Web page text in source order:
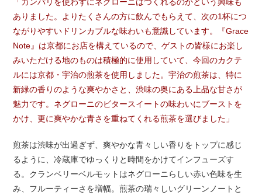
「カンパリを使わずにネグローニはつくれるのかという興味も
ありました。よりたくさんの方に飲んでもらえて、次の1杯につ
ながりやすいドリンカブルな味わいも意識しています。『Grace
Note』は京都にお店を構えているので、ゲストの皆様にお楽し
みいただける地のものは積極的に使用していて、今回のカクテ
ルには京都・宇治の煎茶を使用しました。宇治の煎茶は、特に
新緑の香りのような爽やかさと、渋味の奥にある上品な甘さが
魅力です。ネグローニのビタースイートの味わいにブーストを
かけ、更に爽やかな青さを重ねてくれる煎茶を選びました」
煎茶は渋味が出過ぎず、爽やかな青々しい香りをトップに感じ
るように、冷蔵庫でゆっくりと時間をかけてインフューズす
る。クランベリーベルモットはネグローニらしい赤い色味を生
み、フルーティーさを増幅。煎茶の瑞々しいグリーンノートと